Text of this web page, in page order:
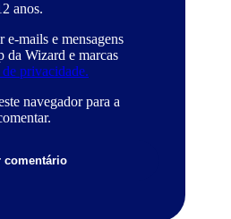
anos.
e-mails e mensagens
da Wizard e marcas
privacidade.
navegador para a